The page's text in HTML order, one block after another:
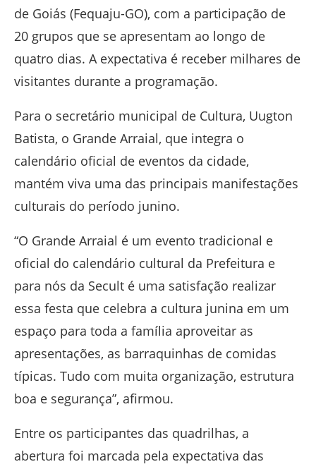
de Goiás (Fequaju-GO), com a participação de
20 grupos que se apresentam ao longo de
quatro dias. A expectativa é receber milhares de
visitantes durante a programação.
Para o secretário municipal de Cultura, Uugton
Batista, o Grande Arraial, que integra o
calendário oficial de eventos da cidade,
mantém viva uma das principais manifestações
culturais do período junino.
“O Grande Arraial é um evento tradicional e
oficial do calendário cultural da Prefeitura e
para nós da Secult é uma satisfação realizar
essa festa que celebra a cultura junina em um
espaço para toda a família aproveitar as
apresentações, as barraquinhas de comidas
típicas. Tudo com muita organização, estrutura
boa e segurança”, afirmou.
Entre os participantes das quadrilhas, a
abertura foi marcada pela expectativa das